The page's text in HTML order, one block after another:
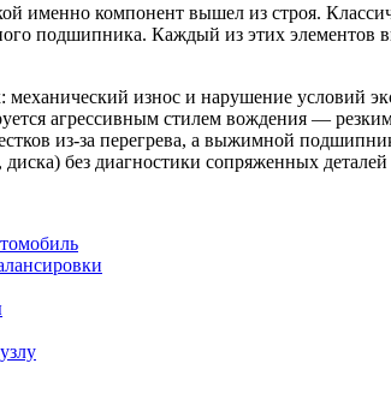
именно компонент вышел из строя.
подшипника. Каждый из этих элементов
износ и нарушение условий
агрессивным стилем вождения —
из-за перегрева, а выжимной
без диагностики сопряженных